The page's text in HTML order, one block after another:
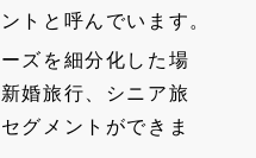
トと呼んでいます。
ズを細分化した場
婚旅行、シニア旅
グメントができま